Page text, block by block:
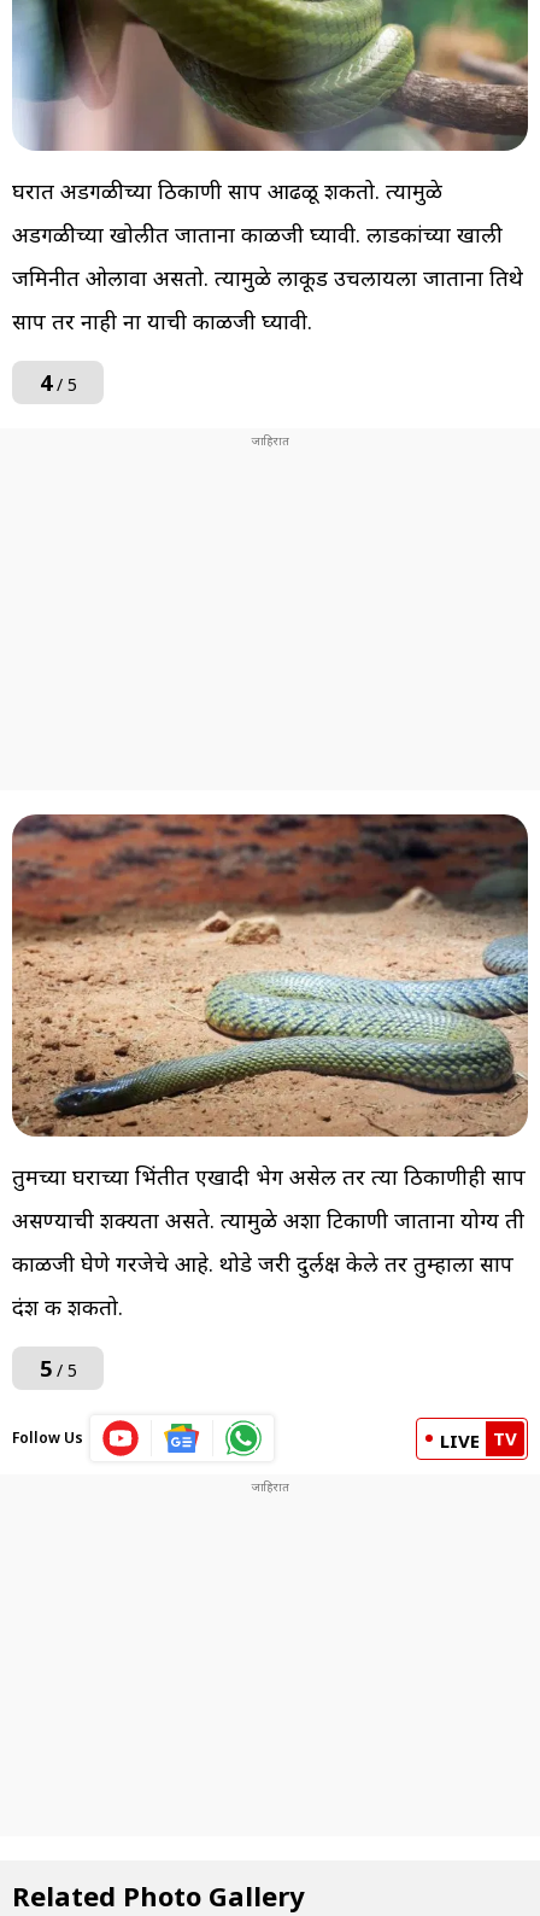
घरात अडगळीच्या ठिकाणी साप आढळू शकतो. त्यामुळे
अडगळीच्या खोलीत जाताना काळजी घ्यावी. लाडकांच्या खाली
जमिनीत ओलावा असतो. त्यामुळे लाकूड उचलायला जाताना तिथे
साप तर नाही ना याची काळजी घ्यावी.
4/ 5
तुमच्या घराच्या भिंतीत एखादी भेग असेल तर त्या ठिकाणीही साप
असण्याची शक्यता असते. त्यामुळे अशा टिकाणी जाताना योग्य ती
काळजी घेणे गरजेचे आहे. थोडे जरी दुर्लक्ष केले तर तुम्हाला साप
दंश करू शकतो.
5/ 5
Follow Us LIVE TV
Related Photo Gallery